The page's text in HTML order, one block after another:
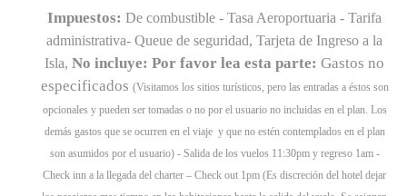
Impuestos: De combustible - Tasa Aeroportuaria - Tarifa
administrativa- Queue de seguridad, Tarjeta de Ingreso a la
Isla, No incluye: Por favor lea esta parte: Gastos no
especificados (Visitamos los sitios turísticos, pero las entradas a éstos son
opcionales y pueden ser tomadas o no por el usuario no incluidas en el plan. Los
demás gastos que se ocurren en el viaje y que no estén contemplados en el plan
son asumidos por el usuario) - Salida de los vuelos 11:30pm y regreso 1am -
Check inn a la llegada del charter – Check out 1pm (Es discreción del hotel dejar